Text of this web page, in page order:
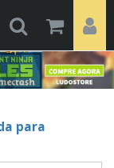
para